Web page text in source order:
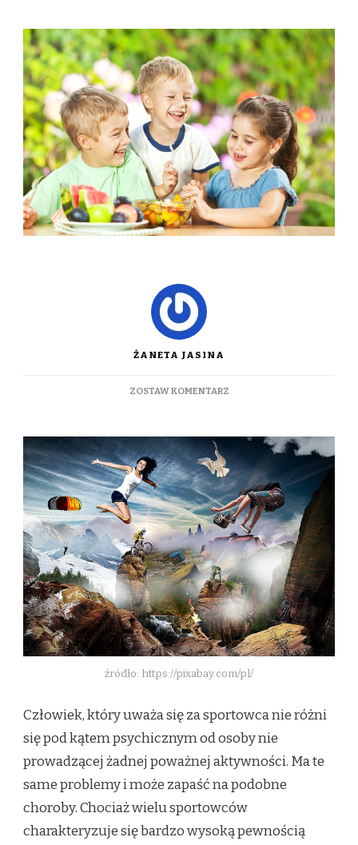
ŻANETA JASINA
ZOSTAW KOMENTARZDO
TAKŻE
SPORTOWCA
źródło: https://pixabay.com/pl/
Człowiek, który uważa się za sportowca nie różni
się pod kątem psychicznym od osoby nie
prowadzącej żadnej poważnej aktywności. Ma te
same problemy i może zapaść na podobne
choroby. Chociaż wielu sportowców
charakteryzuje się bardzo wysoką pewnością